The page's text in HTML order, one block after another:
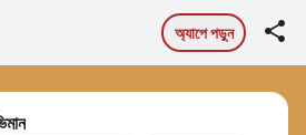
অ্যাপে পড়ুন 